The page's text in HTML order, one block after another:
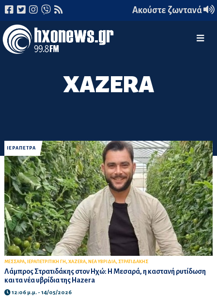
Ακούστε ζωντανά
XAZERA
ΙΕΡΑΠΕΤΡΑ
ΜΕΣΣΑΡΑ, ΙΕΡΑΠΕΤΡΙΤΙΚΗ ΓΗ , XAZERA, ΝΕΑ ΥΒΡΙΔΙΑ, ΣΤΡΑΤΙΔΑΚΗΣ
Λάμπρος Στρατιδάκης στον Ηχώ: Η Μεσαρά, η καστανή ρυτίδωση
και τα νέα υβρίδια της Hazera
12:06 μ.μ. - 14/05/2026